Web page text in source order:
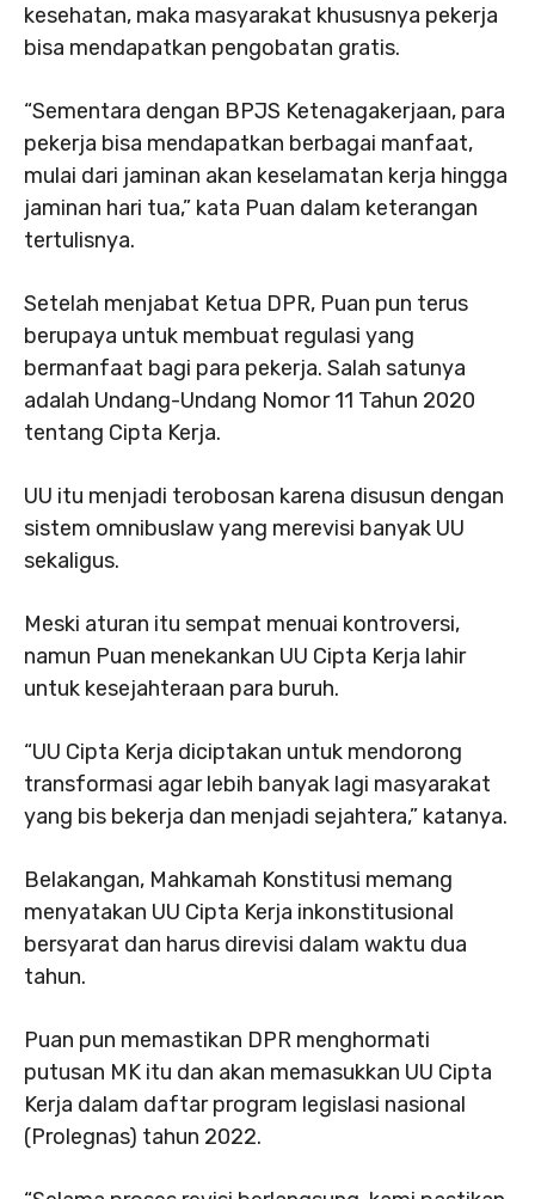
kesehatan, maka masyarakat khususnya pekerja
bisa mendapatkan pengobatan gratis.
“Sementara dengan BPJS Ketenagakerjaan, para
pekerja bisa mendapatkan berbagai manfaat,
mulai dari jaminan akan keselamatan kerja hingga
jaminan hari tua,” kata Puan dalam keterangan
tertulisnya.
Setelah menjabat Ketua DPR, Puan pun terus
berupaya untuk membuat regulasi yang
bermanfaat bagi para pekerja. Salah satunya
adalah Undang-Undang Nomor 11 Tahun 2020
tentang Cipta Kerja.
UU itu menjadi terobosan karena disusun dengan
sistem omnibuslaw yang merevisi banyak UU
sekaligus.
Meski aturan itu sempat menuai kontroversi,
namun Puan menekankan UU Cipta Kerja lahir
untuk kesejahteraan para buruh.
“UU Cipta Kerja diciptakan untuk mendorong
transformasi agar lebih banyak lagi masyarakat
yang bis bekerja dan menjadi sejahtera,” katanya.
Belakangan, Mahkamah Konstitusi memang
menyatakan UU Cipta Kerja inkonstitusional
bersyarat dan harus direvisi dalam waktu dua
tahun.
Puan pun memastikan DPR menghormati
putusan MK itu dan akan memasukkan UU Cipta
Kerja dalam daftar program legislasi nasional
(Prolegnas) tahun 2022.